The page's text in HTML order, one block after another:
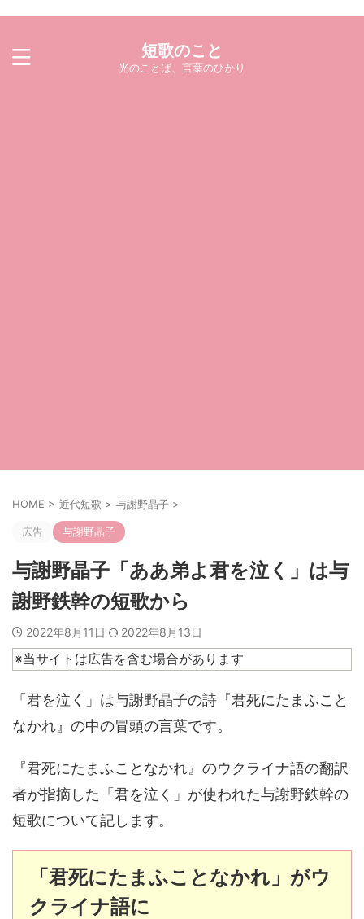
短歌のこと
光のことば、言葉のひかり
HOME > 近代短歌 > 与謝野晶子 >
広告 与謝野晶子
与謝野晶子「ああ弟よ君を泣く」は与
謝野鉄幹の短歌から
2022年8月11日 2022年8月13日
※当サイトは広告を含む場合があります
「君を泣く」は与謝野晶子の詩『君死にたまふこと
なかれ』の中の冒頭の言葉です。
『君死にたまふことなかれ』のウクライナ語の翻訳
者が指摘した「君を泣く」が使われた与謝野鉄幹の
短歌について記します。
「君死にたまふことなかれ」がウ
クライナ語に